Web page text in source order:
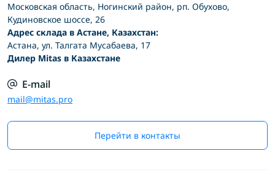
Московская область, Ногинский район, рп. Обухово,
Кудиновское шоссе, 26
Адрес склада в Астане, Казахстан:
Астана, ул. Талгата Мусабаева, 17
Дилер Mitas в Казахстане
E-mail
mail@mitas.pro
Перейти в контакты